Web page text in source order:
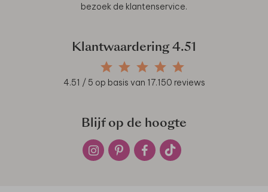
bezoek de klantenservice.
Klantwaardering 4.51
4.51 / 5 op basis van 17.150 reviews
Blijf op de hoogte